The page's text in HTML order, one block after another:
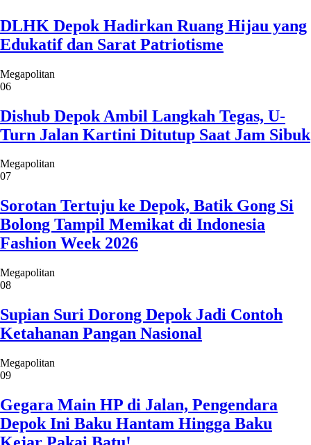
Bolong Tampil Memikat di Indonesia
Fashion Week 2026
Megapolitan
08
Supian Suri Dorong Depok Jadi Contoh
Ketahanan Pangan Nasional
Megapolitan
09
Gegara Main HP di Jalan, Pengendara
Depok Ini Baku Hantam Hingga Baku
Kejar Pakai Batu!
Jagad Maya
10
Jangan Sampai Terlambat! UMKM Depok
Diminta Segera Urus Sertifikat Halal
Ekonomi